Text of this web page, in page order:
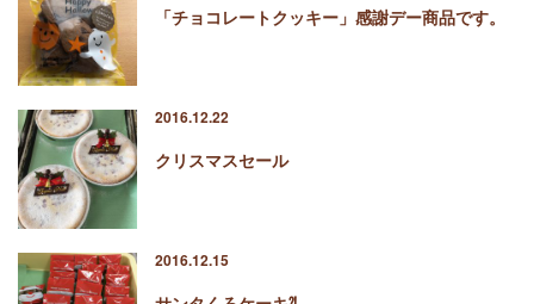
「チョコレートクッキー」感謝デー商品です。
2016.12.22
クリスマスセール
2016.12.15